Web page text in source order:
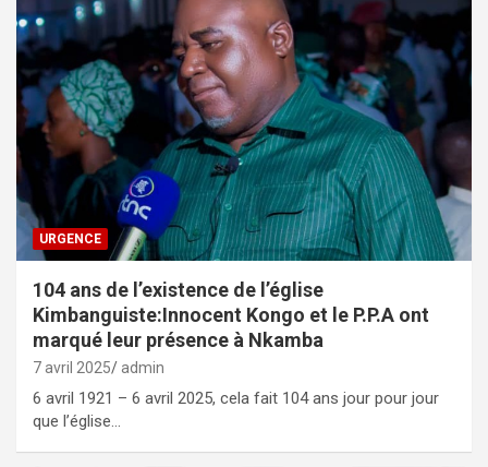
URGENCE
104 ans de l’existence de l’église
Kimbanguiste:Innocent Kongo et le P.P.A ont
marqué leur présence à Nkamba
7 avril 2025 admin
6 avril 1921 – 6 avril 2025, cela fait 104 ans jour pour jour
que l’église…